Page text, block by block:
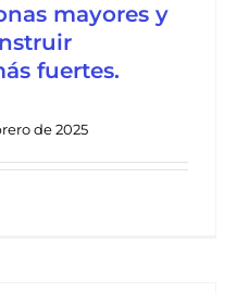
mayores y
fuertes.
de 2025